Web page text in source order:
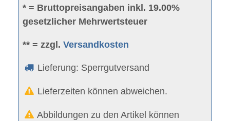
* = Bruttopreisangaben inkl. 19.00%
gesetzlicher Mehrwertsteuer
** = zzgl.Versandkosten
Lieferung: Sperrgutversand
Lieferzeiten können abweichen.
Abbildungen zu den Artikel können